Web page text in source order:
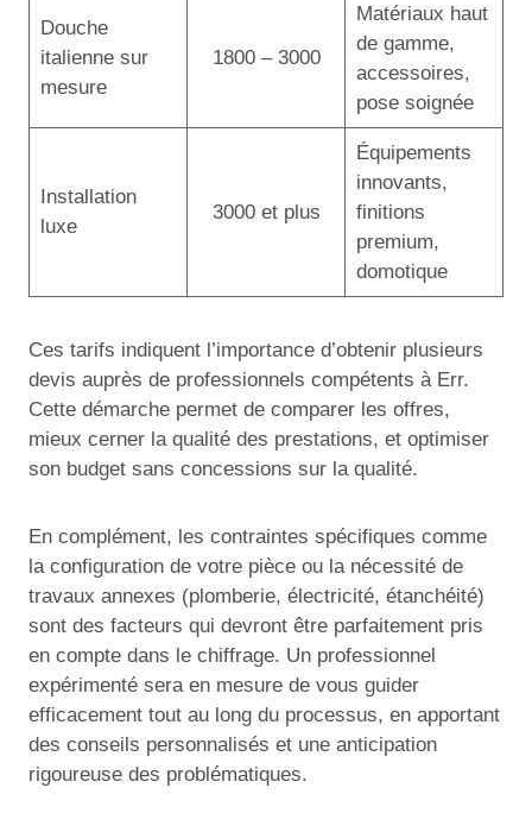
Douche
italienne sur
mesure
1800 – 3000
Matériaux haut
de gamme,
accessoires,
pose soignée
Installation
luxe
3000 et plus
Équipements
innovants,
finitions
premium,
domotique
Ces tarifs indiquent l’importance d’obtenir plusieurs
devis auprès de professionnels compétents à Err.
Cette démarche permet de comparer les offres,
mieux cerner la qualité des prestations, et optimiser
son budget sans concessions sur la qualité.
En complément, les contraintes spécifiques comme
la configuration de votre pièce ou la nécessité de
travaux annexes (plomberie, électricité, étanchéité)
sont des facteurs qui devront être parfaitement pris
en compte dans le chiffrage. Un professionnel
expérimenté sera en mesure de vous guider
efficacement tout au long du processus, en apportant
des conseils personnalisés et une anticipation
rigoureuse des problématiques.